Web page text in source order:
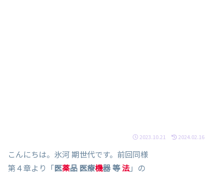
2023.10.21 2024.02.16
こんにちは。氷河 期世代です。前回同様
第４章より「医薬品 医療機器 等法」の